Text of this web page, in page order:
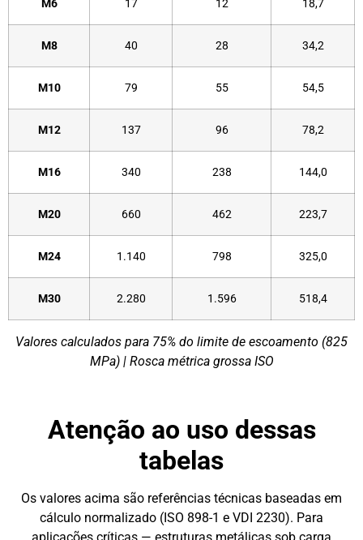
M6 17 12 18,7
M8 40 28 34,2
M10 79 55 54,5
M12 137 96 78,2
M16 340 238 144,0
M20 660 462 223,7
M24 1.140 798 325,0
M30 2.280 1.596 518,4
Valores calculados para 75% do limite de escoamento (825
MPa) | Rosca métrica grossa ISO
Atenção ao uso dessas
tabelas
Os valores acima são referências técnicas baseadas em
cálculo normalizado (ISO 898-1 e VDI 2230). Para
aplicações críticas — estruturas metálicas sob carga